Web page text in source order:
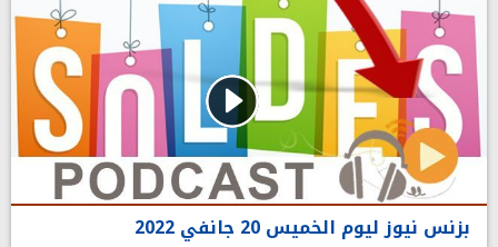
بزنس نيوز ليوم الخميس 20 جانفي 2022